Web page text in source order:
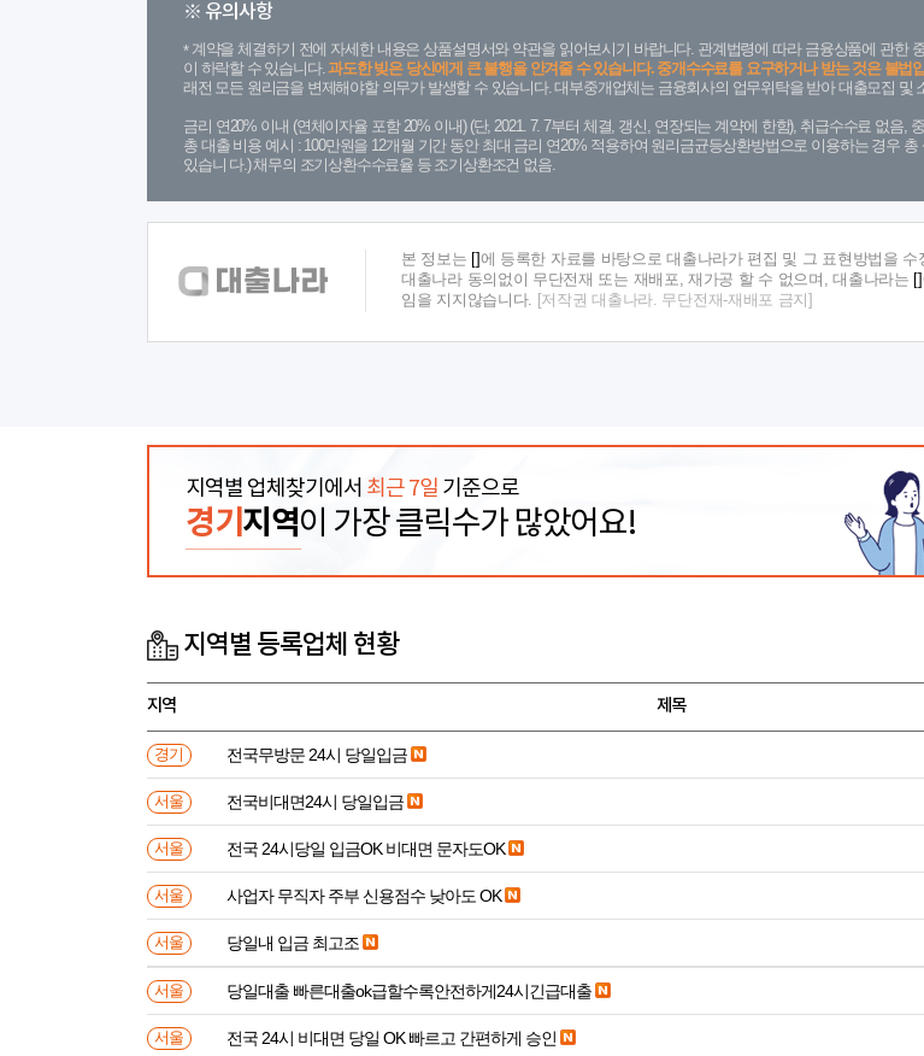
※ 유의사항
계약을 체결하기 전에 자세한 내용은 상품설명서와 약관을 읽어보시기 바랍니다. 관계법령에 따라 금융상품에 관한
이 하락할 수 있습니다.과도한 빚은 당신에게 큰 불행을 안겨줄 수 있습니다. 중개수수료를 요구하거나 받는 것은 불법
래전 모든 원리금을 변제해야할 의무가 발생할 수 있습니다. 대부중개업체는 금융회사의 업무위탁을 받아 대출모집
금리 연20% 이내 (연체이자율 포함 20% 이내) (단, 2021. 7. 7부터 체결, 갱신, 연장되는 계약에 한함), 취급수수료 없음
총 대출 비용 예시 : 100만원을 12개월 기간 동안 최대 금리 연20% 적용하여 원리금균등상환방법으로 이용하는 경우
있습니 다.) 채무의 조기상환수수료율 등 조기상환조건 없음.
본 정보는
에 등록한 자료를 바탕으로 대출나라가 편집 및 그 표현방법을 수
대출나라 동의없이 무단전재 또는 재배포, 재가공 할 수 없으며, 대출나라는
임을 지지않습니다.
[저작권 대출나라. 무단전재-재배포 금지]
지역별 업체찾기에서 최근 7일 기준으로
경기 지역이 가장 클릭수가 많았어요!
지역별 등록업체 현황
지역 제목
경기 전국무방문 24시 당일입금
서울 전국비대면24시 당일입금
서울 전국 24시당일 입금OK 비대면 문자도OK
서울 사업자 무직자 주부 신용점수 낮아도 OK
서울 당일내 입금 최고조
서울 당일대출 빠른대출ok급할수록안전하게24시긴급대출
서울 전국 24시 비대면 당일 OK 빠르고 간편하게 승인